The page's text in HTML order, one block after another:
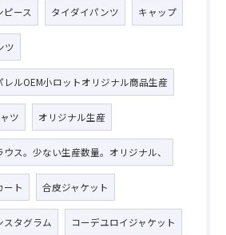
ピース タイダイパンツ キャップ
ツ
レルOEM小ロットオリジナル商品生産
ツ オリジナル生産
ウス。少ない生産数量。オリジナル、
ート 合皮ジャケット
スタグラム コーデユロイジャケット